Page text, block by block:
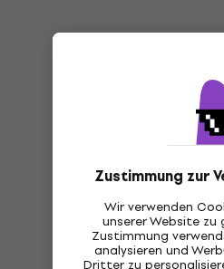
Zustimmung zur
Wir verwenden
unserer Website zu
Zustimmung
analysieren und
Dritter zu